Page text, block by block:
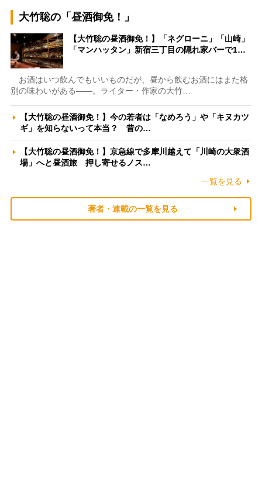
大竹聡の「昼酒御免！」
【大竹聡の昼酒御免！】「ネグローニ」「山崎」
「マンハッタン」新宿三丁目の隠れ家バーで1…
お酒はいつ飲んでもいいものだが、昼から飲むお酒にはまた格
別の味わいがある――。ライター・作家の大竹…
【大竹聡の昼酒御免！】今の若者は「なめろう」や「キヌカツ
ギ」を知らないって本当？ 昔の…
【大竹聡の昼酒御免！】京急線で多摩川越えて「川崎の大衆酒
場」へと昼酒旅 押し寄せるノス…
一覧を見る
著者・連載の一覧を見る